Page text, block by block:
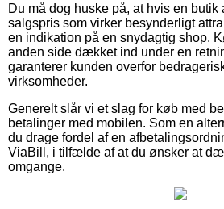
Du må dog huske på, at hvis en
salgspris som virker besynderligt
en indikation på en snydagtig shop.
anden side dækket ind under en
garanterer kunden overfor
virksomheder.
Generelt slår vi et slag for køb med
betalinger med mobilen. Som en
du drage fordel af en
ViaBill, i tilfælde af at du ønsker at
omgange.